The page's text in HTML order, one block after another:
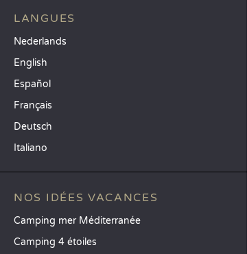
LANGUES
Nederlands
English
Español
Français
Deutsch
Italiano
NOS IDÉES VACANCES
Camping mer Méditerranée
Camping 4 étoiles